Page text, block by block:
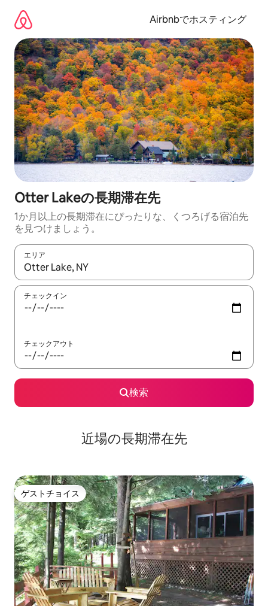
Airbnbでホスティング
Otter Lakeの長期滞在先
1か月以上の長期滞在にぴったりな、くつろげる宿泊先
を見つけましょう。
エリア
検索結果が表示されたら、上下の矢印キーを使って移動するか
チェックイン
チェックアウト
検索
近場の長期滞在先
ゲストチョイス
ゲストチョイス